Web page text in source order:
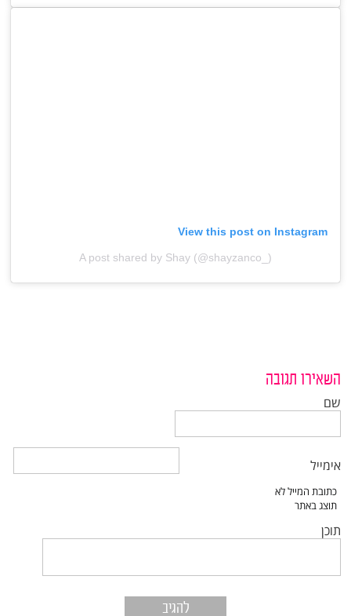
View this post on Instagram
A post shared by Shay (@shayzanco_)
השאירו תגובה
שם
אימייל
תוכן